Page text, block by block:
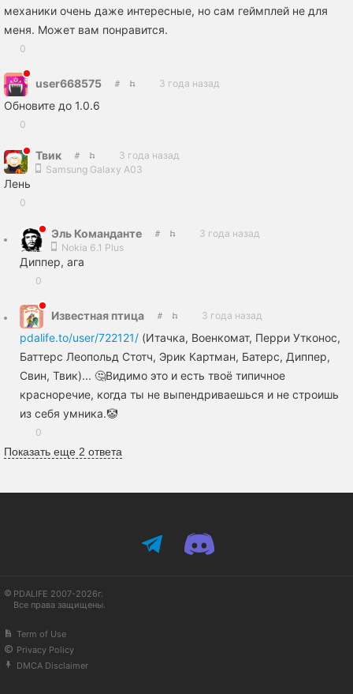
механики очень даже интересные, но сам геймплей не для
меня. Может вам понравится.
0
user668575 3 года назад
Обновите до 1.0.6
0
Твик
3 года назад
Samsung Galaxy A03
Лень
0
Эль Команданте
3 года назад
Nokia 6.1 Plus
Диппер, ага
0
Известная птица 3 года назад
pdalife.to/user/722121/ (Итачка, Военкомат, Перри Утконос,
Баттерс Леопольд Стотч, Эрик Картман, Батерс, Диппер,
Свин, Твик)... 🤔Видимо это и есть твоё типичное
красноречие, когда ты не выпендриваешься и не строишь
из себя умника.🤡
0
Показать еще 2 ответа
PDALIFE 2007-2026г.
Все права защищены.
Term of Use
Privacy Policy
DMCA Disclaimer